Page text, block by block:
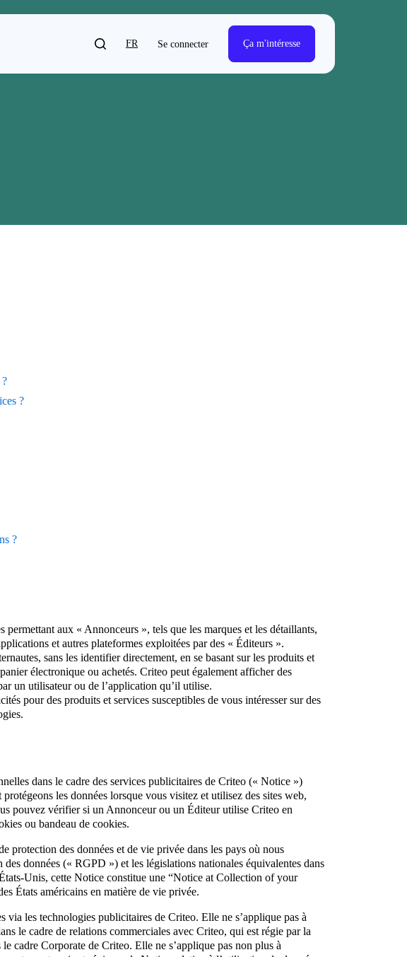
FR Se connecter Ça m'intéresse
?
?
aux « Annonceurs », tels que les marques et les détaillants,
et autres plateformes exploitées par des « Éditeurs ».
sans les identifier directement, en se basant sur les produits et
électronique ou achetés. Criteo peut également afficher des
un utilisateur ou de l’application qu’il utilise.
pour des produits et services susceptibles de vous intéresser sur des
dans le cadre des services publicitaires de Criteo (« Notice »)
les données lorsque vous visitez et utilisez des sites web,
pouvez vérifier si un Annonceur ou un Éditeur utilise Criteo en
ou bandeau de cookies.
protection des données et de vie privée dans les pays où nous
données (« RGPD ») et les législations nationales équivalentes dans
Unis, cette Notice constitue une “Notice at Collection of your
États américains en matière de vie privée.
via les technologies publicitaires de Criteo. Elle ne s’applique pas à
le cadre de relations commerciales avec Criteo, qui est régie par la
cadre Corporate de Criteo. Elle ne s’applique pas non plus à